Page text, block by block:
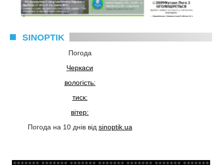
SINOPTIK
Погода
Черкаси
вологість:
тиск:
вітер:
Погода на 10 днів від sinoptik.ua